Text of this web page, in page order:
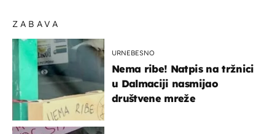
ZABAVA
URNEBESNO
Nema ribe! Natpis na tržnici
u Dalmaciji nasmijao
društvene mreže